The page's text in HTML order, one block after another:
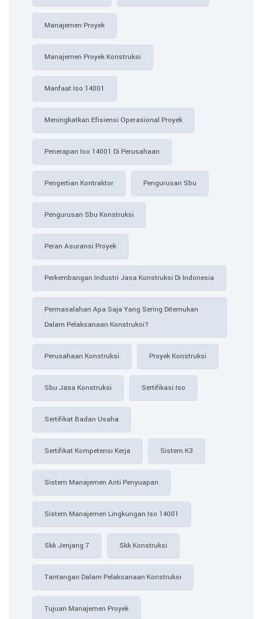
Manajemen Proyek
Manajemen Proyek Konstruksi
Manfaat Iso 14001
Meningkatkan Efisiensi Operasional Proyek
Penerapan Iso 14001 Di Perusahaan
Pengertian Kontraktor Pengurusan Sbu
Pengurusan Sbu Konstruksi
Peran Asuransi Proyek
Perkembangan Industri Jasa Konstruksi Di Indonesia
Permasalahan Apa Saja Yang Sering Ditemukan
Dalam Pelaksanaan Konstruksi?
Perusahaan Konstruksi Proyek Konstruksi
Sbu Jasa Konstruksi Sertifikasi Iso
Sertifikat Badan Usaha
Sertifikat Kompetensi Kerja Sistem K3
Sistem Manajemen Anti Penyuapan
Sistem Manajemen Lingkungan Iso 14001
Skk Jenjang 7 Skk Konstruksi
Tantangan Dalam Pelaksanaan Konstruksi
Tujuan Manajemen Proyek